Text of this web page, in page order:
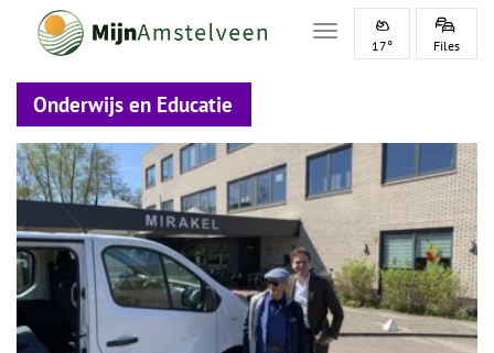
Toggle navigation
17° Files
Onderwijs en Educatie